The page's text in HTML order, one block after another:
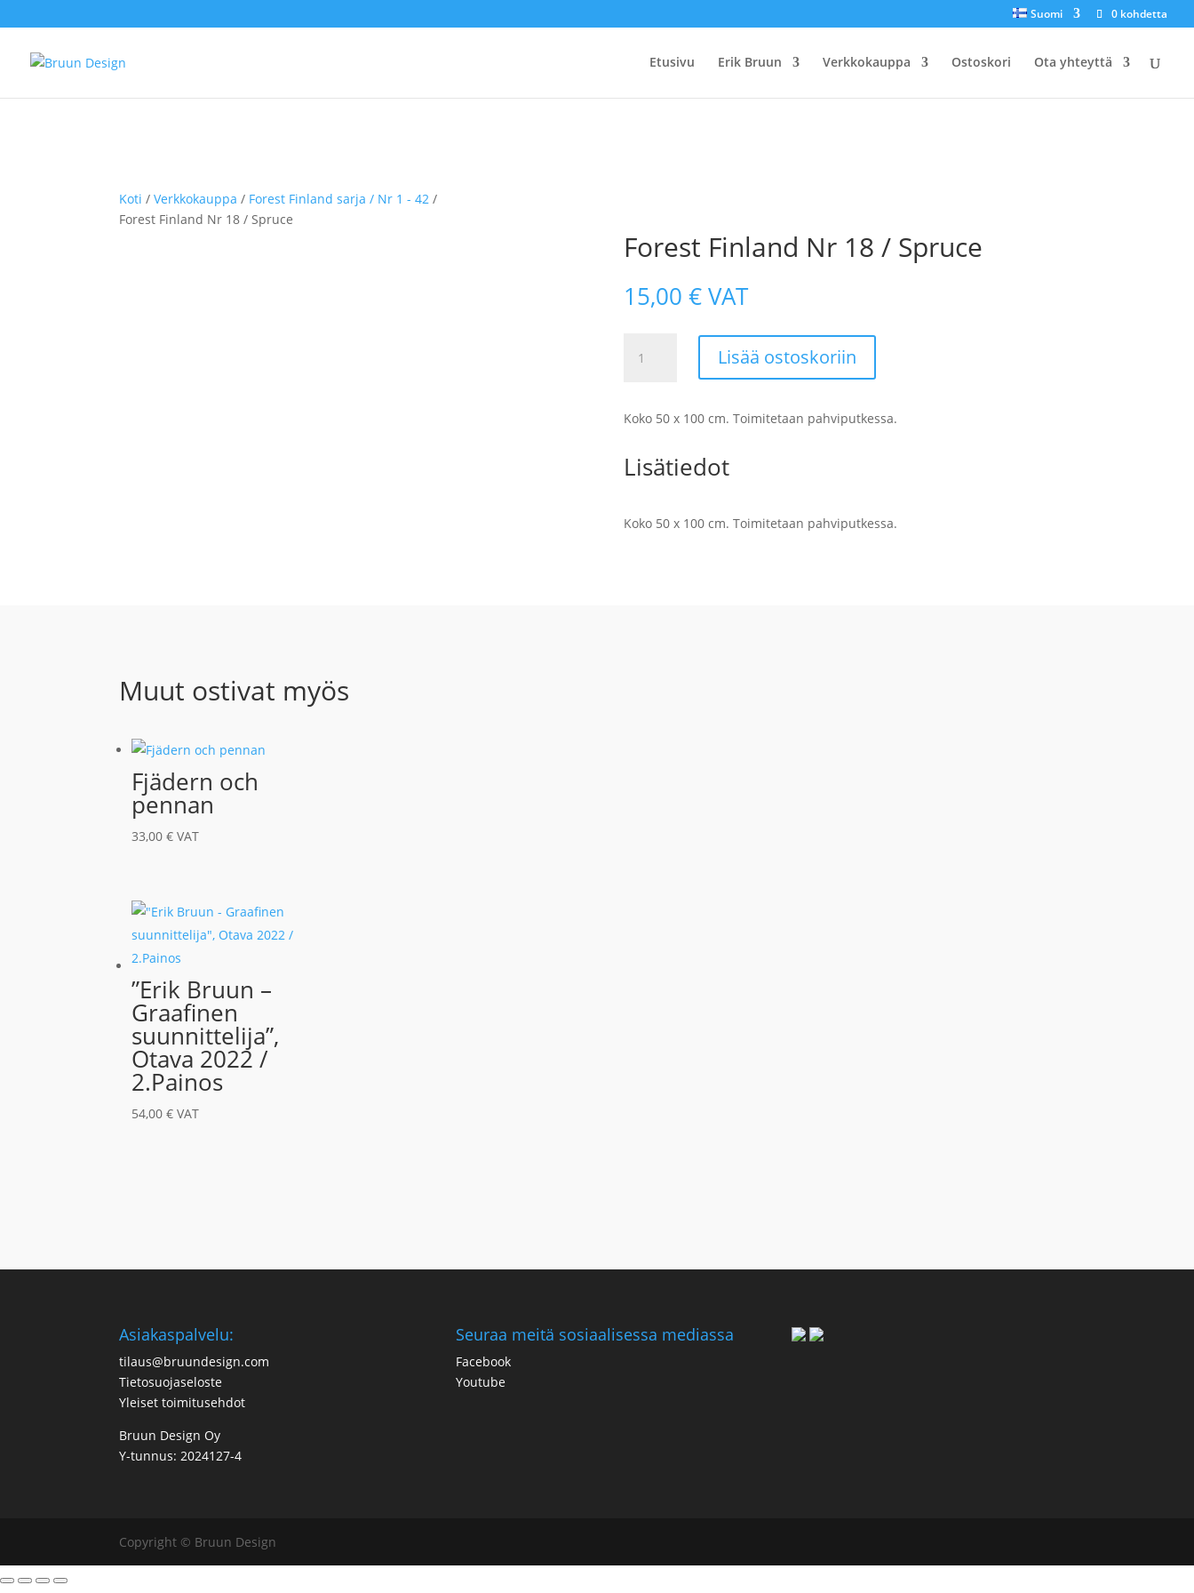
Suomi 0 kohdetta
Etusivu Erik Bruun Verkkokauppa Ostoskori Ota yhteyttä
Koti /Verkkokauppa / Forest Finland sarja / Nr 1 - 42 /
Forest Finland Nr 18 / Spruce
Forest Finland Nr 18 / Spruce
15,00 € VAT
Finland
/
määrä
Lisää ostoskoriin
Koko 50 x 100 cm. Toimitetaan pahviputkessa.
Lisätiedot
Koko 50 x 100 cm. Toimitetaan pahviputkessa.
Muut ostivat myös
Fjädern och
pennan
33,00€ VAT
”Erik Bruun –
Graafinen
suunnittelija”,
Otava 2022 /
2.Painos
54,00€ VAT
Asiakaspalvelu:
tilaus@bruundesign.com
Tietosuojaseloste
Yleiset toimitusehdot
Bruun Design Oy
Y-tunnus: 2024127-4
Seuraa meitä sosiaalisessa mediassa
Facebook
Youtube
Copyright © Bruun Design